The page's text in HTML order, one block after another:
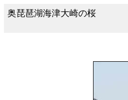
奥琵琶湖海津大崎の桜